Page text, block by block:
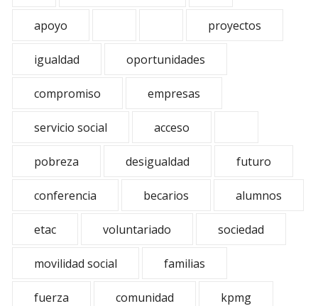
apoyo proyectos
igualdad oportunidades
compromiso empresas
servicio social acceso
pobreza desigualdad futuro
conferencia becarios alumnos
etac voluntariado sociedad
movilidad social familias
fuerza comunidad kpmg